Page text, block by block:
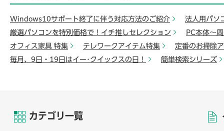
Windows10サポート終了に伴う対応方法のご紹介
法人用パソ
厳選パソコンを特別価格で！イチ推しセレクション
PC本体～
オフィス家具 特集
テレワークアイテム特集
定番のお掃除
毎月、9日・19日はイー･クイックスの日！
簡単検索シリーズ
カテゴリ一覧